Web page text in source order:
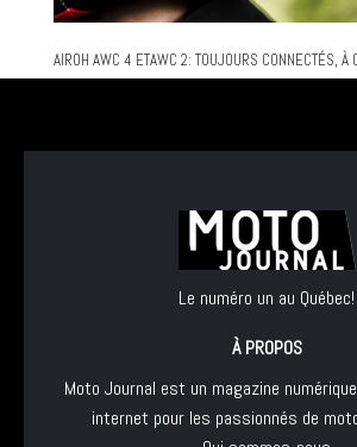
AIROH AWC 4 ETAWC 2: TOUJOURS CONNECTÉS, À
Le numéro un au Québec!
À PROPOS
Moto Journal est un magazine
internet pour les passionnés de